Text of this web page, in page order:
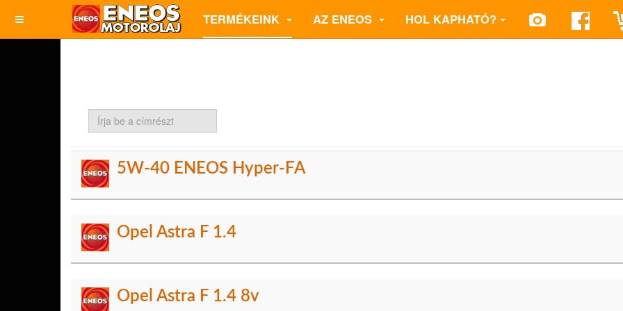
TERMÉKEINK AZ ENEOS HOL KAPHATÓ?
Írja
a
5W-40 ENEOS Hyper-FA
Opel Astra F 1.4
Opel Astra F 1.4 8v